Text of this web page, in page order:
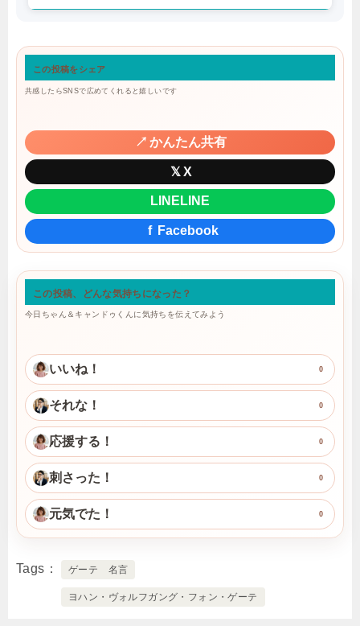
この投稿をシェア
共感したらSNSで広めてくれると嬉しいです
↗ かんたん共有
𝕏 X
LINE LINE
f Facebook
この投稿、どんな気持ちになった？
今日ちゃん＆キャンドゥくんに気持ちを伝えてみよう
いいね！ 0
それな！ 0
応援する！ 0
刺さった！ 0
元気でた！ 0
Tags ゲーテ 名言
ヨハン・ヴォルフガング・フォン・ゲーテ